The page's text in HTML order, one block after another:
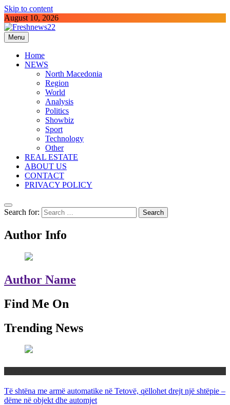
Skip to content
August 10, 2026
Freshnews22
Best News Website in North Macedonia
Menu
Home
NEWS
North Macedonia
Region
World
Analysis
Politics
Showbiz
Sport
Technology
Other
REAL ESTATE
ABOUT US
CONTACT
PRIVACY POLICY
Search for:
Author Info
Author Name
Find Me On
Trending News
Të shtëna me armë automatike në Tetovë, qëllohet drejt një shtëpie –
dëme në objekt dhe automjet